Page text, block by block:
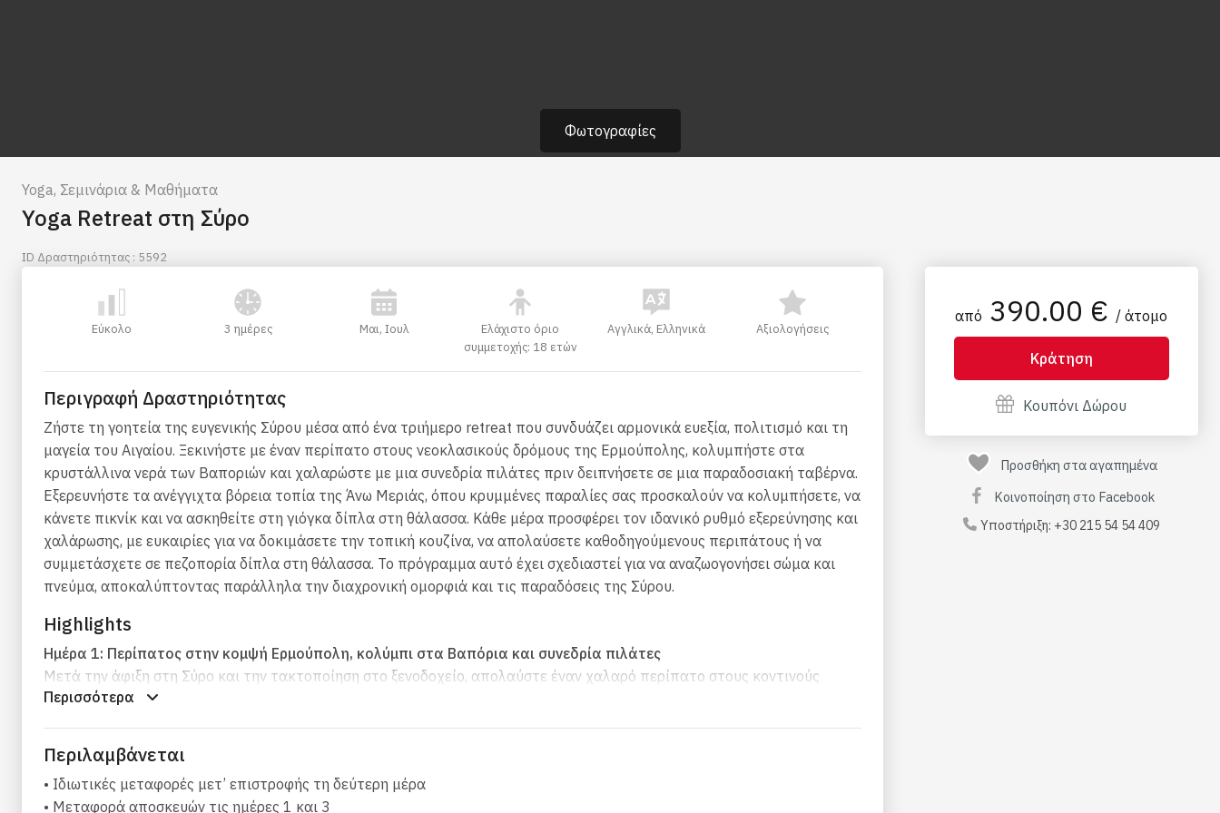
Φωτογραφίες
Yoga, Σεμινάρια & Μαθήματα
Yoga Retreat στη Σύρο
ID Δραστηριότητας : 5592
Εύκολο 3 ημέρες Μαι, Ιουλ
Ελάχιστο όριο
συμμετοχής: 18 ετών
Αγγλικά, Ελληνικά Αξιολογήσεις
Περιγραφή Δραστηριότητας
Ζήστε τη γοητεία της ευγενικής Σύρου μέσα από ένα τριήμερο retreat που συνδυάζει αρμονικά ευεξία, πολιτισμό και τη
μαγεία του Αιγαίου. Ξεκινήστε με έναν περίπατο στους νεοκλασικούς δρόμους της Ερμούπολης, κολυμπήστε στα
κρυστάλλινα νερά των Βαποριών και χαλαρώστε με μια συνεδρία πιλάτες πριν δειπνήσετε σε μια παραδοσιακή ταβέρνα.
Εξερευνήστε τα ανέγγιχτα βόρεια τοπία της Άνω Μεριάς, όπου κρυμμένες παραλίες σας προσκαλούν να κολυμπήσετε, να
κάνετε πικνίκ και να ασκηθείτε στη γιόγκα δίπλα στη θάλασσα. Κάθε μέρα προσφέρει τον ιδανικό ρυθμό εξερεύνησης και
χαλάρωσης, με ευκαιρίες για να δοκιμάσετε την τοπική κουζίνα, να απολαύσετε καθοδηγούμενους περιπάτους ή να
συμμετάσχετε σε πεζοπορία δίπλα στη θάλασσα. Το πρόγραμμα αυτό έχει σχεδιαστεί για να αναζωογονήσει σώμα και
πνεύμα, αποκαλύπτοντας παράλληλα την διαχρονική ομορφιά και τις παραδόσεις της Σύρου.
Highlights
Ημέρα 1: Περίπατος στην κομψή Ερμούπολη, κολύμπι στα Βαπόρια και συνεδρία πιλάτες
Μετά την άφιξη στη Σύρο και την τακτοποίηση στο ξενοδοχείο, απολαύστε έναν χαλαρό περίπατο στους κοντινούς
δρόμους. Ανακαλύψτε την αρχοντική Ερμούπολη μέσα από έναν συναρπαστικό περίπατο που συνδυάζει ιστορία,
Χρόνος για κολύμπι στα Βαπόρια και χαλάρωση είτε στο ξενοδοχείο είτε στα Βαπόρια.
Συνεδρία Πιλάτες Full-Body Strengthening Mat:
πιλάτες: έλεγχο και ακρίβεια. Μέσα από καθοδηγούμενες ασκήσεις ευθυγράμμισης και συνειδητή αναπνοή, η Fay σας
Περισσότερα
Περιλαμβάνεται
• Ιδιωτικές μεταφορές μετ’ επιστροφής τη δεύτερη μέρα
• Μεταφορά αποσκευών τις ημέρες 1 και 3
από 390.00 €/ άτομο
Κράτηση
Κουπόνι Δώρου
Προσθήκη στα αγαπημένα
Κοινοποίηση στο Facebook
Υποστήριξη: +30 215 54 54 409